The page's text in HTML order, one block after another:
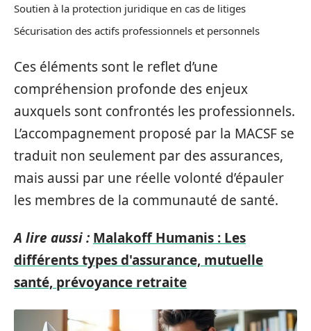
Soutien à la protection juridique en cas de litiges
Sécurisation des actifs professionnels et personnels
Ces éléments sont le reflet d’une
compréhension profonde des enjeux
auxquels sont confrontés les professionnels.
L’accompagnement proposé par la MACSF se
traduit non seulement par des assurances,
mais aussi par une réelle volonté d’épauler
les membres de la communauté de santé.
A lire aussi : Malakoff Humanis : Les
différents types d'assurance, mutuelle
santé, prévoyance retraite